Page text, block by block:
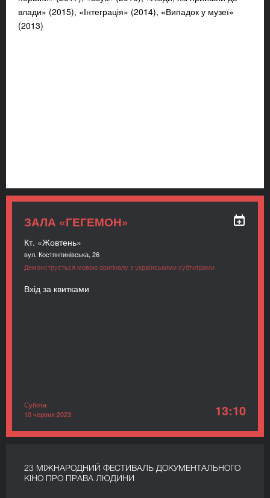
влади» (2015), «Інтеграція» (2014), «Випадок у музеї»
(2013)
ЗАЛА «ГЕГЕМОН»
Кт. «Жовтень»
вул. Костянтинівська, 26
Демонструється мовою оригіналу з українськими субтитрами
Вхід за квитками
Субота
10 червня 2023
13:10
23 МІЖНАРОДНИЙ ФЕСТИВАЛЬ ДОКУМЕНТАЛЬНОГО
КІНО ПРО ПРАВА ЛЮДИНИ